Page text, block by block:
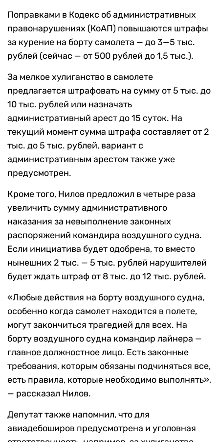
Поправками в Кодекс об административных
правонарушениях (КоАП) повышаются штрафы
за курение на борту самолета — до 3—5 тыс.
рублей (сейчас — от 500 рублей до 1,5 тыс.).
За мелкое хулиганство в самолете
предлагается штрафовать на сумму от 5 тыс. до
10 тыс. рублей или назначать
административный арест до 15 суток. На
текущий момент сумма штрафа составляет от 2
тыс. до 5 тыс. рублей, вариант с
административным арестом также уже
предусмотрен.
Кроме того, Нилов предложил в четыре раза
увеличить сумму административного
наказания за невыполнение законных
распоряжений командира воздушного судна.
Если инициатива будет одобрена, то вместо
нынешних 2 тыс. — 5 тыс. рублей нарушителей
будет ждать штраф от 8 тыс. до 12 тыс. рублей.
«Любые действия на борту воздушного судна,
особенно когда самолет находится в полете,
могут закончиться трагедией для всех. На
борту воздушного судна командир лайнера —
главное должностное лицо. Есть законные
требования, которым обязаны подчиняться все,
есть правила, которые необходимо выполнять»,
— рассказал Нилов.
Депутат также напомнил, что для
авиадебоширов предусмотрена и уголовная